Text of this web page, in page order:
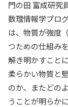
門の田 富成研究
数理情報学プロ
は、物質が強度
つための仕組み
解き明かすこと
柔らかい物質と
のか、またどの
うことが明らか